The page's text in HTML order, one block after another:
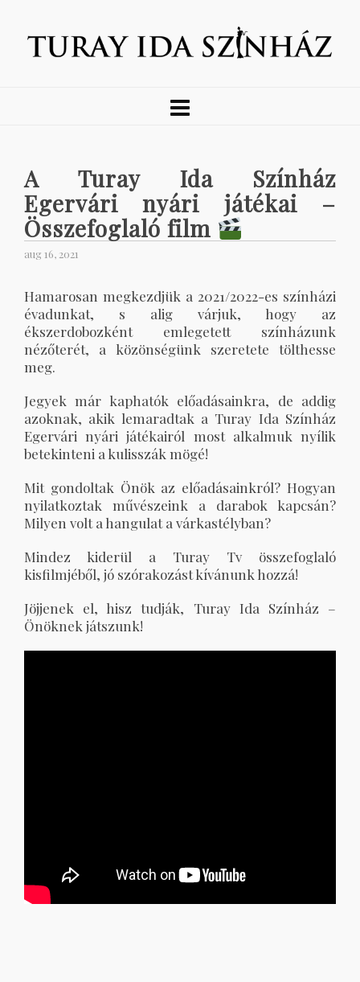
A Turay Ida Színház
Egervári nyári játékai –
Összefoglaló film
aug 16, 2021
Hamarosan megkezdjük a 2021/2022-es színházi
évadunkat, s alig várjuk, hogy az
ékszerdobozként emlegetett színházunk
nézőterét, a közönségünk szeretete tölthesse
meg.
Jegyek már kaphatók előadásainkra, de addig
azoknak, akik lemaradtak a Turay Ida Színház
Egervári nyári játékairól most alkalmuk nyílik
betekinteni a kulisszák mögé!
Mit gondoltak Önök az előadásainkról? Hogyan
nyilatkoztak művészeink a darabok kapcsán?
Milyen volt a hangulat a várkastélyban?
Mindez kiderül a Turay Tv összefoglaló
kisfilmjéből, jó szórakozást kívánunk hozzá!
Jöjjenek el, hisz tudják, Turay Ida Színház –
Önöknek játszunk!